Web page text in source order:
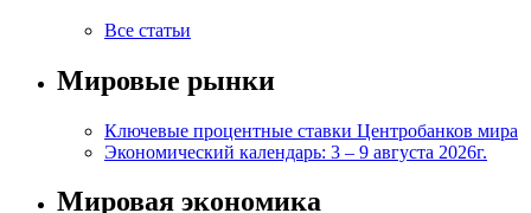
Все статьи
Мировые рынки
Ключевые процентные ставки Центробанков мира
Экономический календарь: 3 – 9 августа 2026г.
Мировая экономика